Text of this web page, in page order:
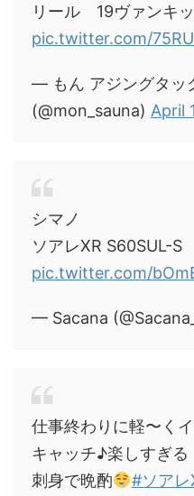
リール 19ヴァンキ
pic.twitter.com/
— もん アジングタッ
(@mon_sauna) April
シマノ
ソアレXR S60SUL-S
pic.twitter.com/
— Sacana
仕事終わりに軽〜く
キャッチ♪楽しすぎる
刺身で晩酌
#ソアレ